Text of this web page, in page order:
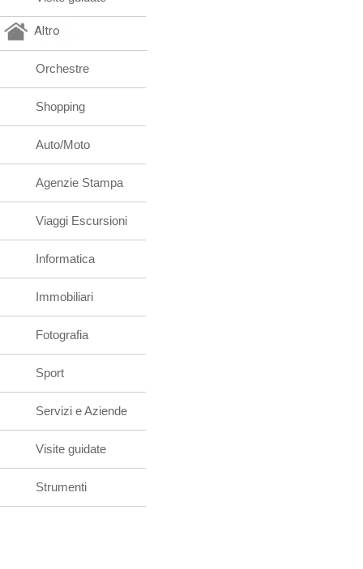
Altro
Orchestre
Shopping
Auto/Moto
Agenzie Stampa
Viaggi Escursioni
Informatica
Immobiliari
Fotografia
Sport
Servizi e Aziende
Visite guidate
Strumenti